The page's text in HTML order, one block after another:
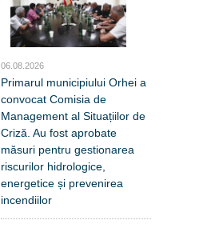
06.08.2026
Primarul municipiului Orhei a
convocat Comisia de
Management al Situațiilor de
Criză. Au fost aprobate
măsuri pentru gestionarea
riscurilor hidrologice,
energetice și prevenirea
incendiilor